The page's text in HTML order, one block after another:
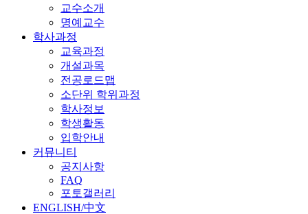
교수소개
명예교수
학사과정
교육과정
개설과목
전공로드맵
소단위 학위과정
학사정보
학생활동
입학안내
커뮤니티
공지사항
FAQ
포토갤러리
ENGLISH/中文